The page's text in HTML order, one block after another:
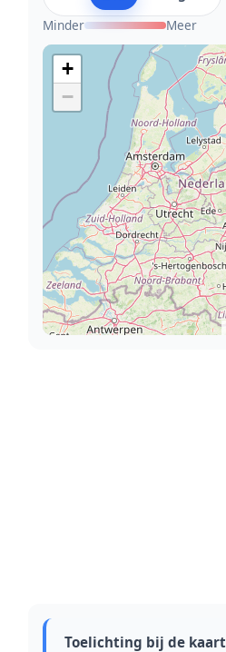
Minder
Meer
+
−
Toelichting bij de kaart